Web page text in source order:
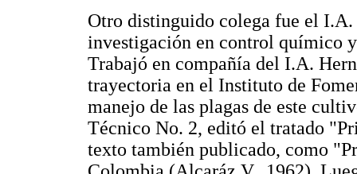
Otro distinguido colega fue el
investigación en control químico
Trabajó en compañía del I.A.
trayectoria en el Instituto de
manejo de las plagas de este
Técnico No. 2, editó el tratado
texto también publicado, como